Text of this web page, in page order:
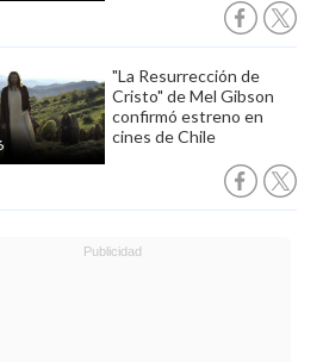
"La Resurrección de
Cristo" de Mel Gibson
confirmó estreno en
cines de Chile